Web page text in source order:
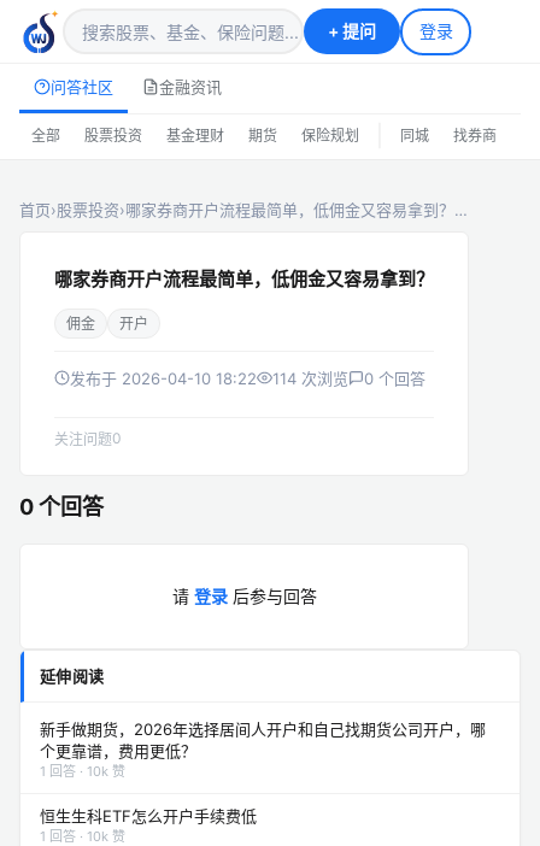
+提问 登录
问答社区 金融资讯
全部 股票投资 基金理财 期货 保险规划 同城 找券商
首页›股票投资›哪家券商开户流程最简单，低佣金又容易拿到？…
哪家券商开户流程最简单，低佣金又容易拿到？
佣金 开户
发布于 2026-04-10 18:22 114 次浏览 0 个回答
关注问题0
0 个回答
请 登录后参与回答
延伸阅读
新手做期货，2026年选择居间人开户和自己找期货公司开户，哪
个更靠谱，费用更低？
1 回答 · 10k 赞
恒生生科ETF怎么开户手续费低
1 回答 · 10k 赞